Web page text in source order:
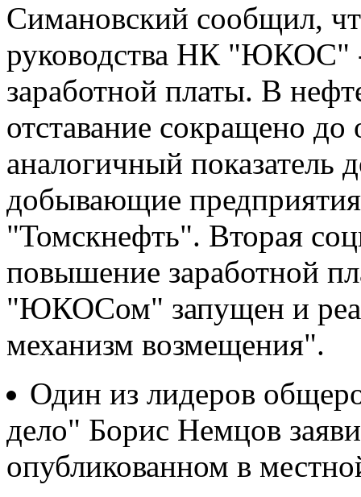
Симановский сообщил,
руководства НК "ЮКОС"
заработной платы. В
отставание сокращено
аналогичный показатель
добывающие
"Томскнефть". Вторая
повышение заработной
"ЮКОСом" запущен и
механизм возмещения".
Один из лидеров
дело" Борис Немцов
опубликованном в